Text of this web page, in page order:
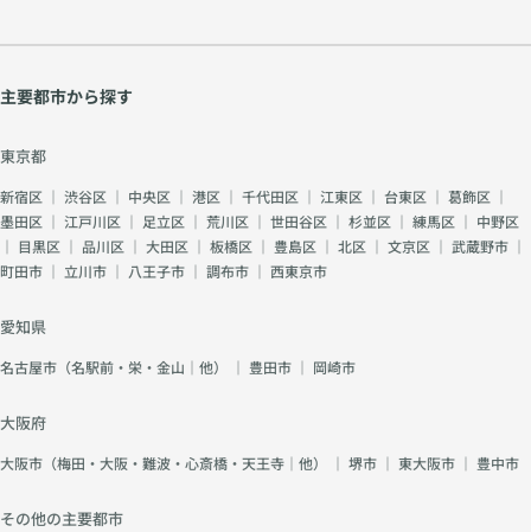
主要都市から探す
東京都
新宿区 ｜ 渋谷区 ｜ 中央区 ｜ 港区 ｜ 千代田区 ｜ 江東区 ｜ 台東区 ｜ 葛飾区 ｜
墨田区 ｜ 江戸川区 ｜ 足立区 ｜ 荒川区 ｜ 世田谷区 ｜ 杉並区 ｜ 練馬区 ｜ 中野区
｜ 目黒区 ｜ 品川区 ｜ 大田区 ｜ 板橋区 ｜ 豊島区 ｜ 北区 ｜ 文京区 ｜ 武蔵野市 ｜
町田市 ｜ 立川市 ｜ 八王子市 ｜ 調布市 ｜ 西東京市
愛知県
名古屋市（名駅前・栄・金山｜他） ｜ 豊田市 ｜ 岡崎市
大阪府
大阪市（梅田・大阪・難波・心斎橋・天王寺｜他） ｜ 堺市 ｜ 東大阪市 ｜ 豊中市
その他の主要都市